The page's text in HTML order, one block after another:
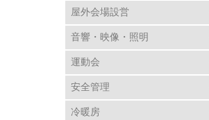
屋外会場設営
音響・映像・照明
運動会
安全管理
冷暖房